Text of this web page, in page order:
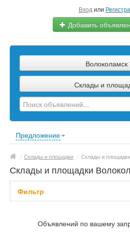
Вход или
Добавить
Сырье
Изделия
Волоколамск
Склады и
Предложение
/ Склады и площадки / Склады и площадки
Склады и площадки
Фильтр
Не важноОбъявлений по вашему